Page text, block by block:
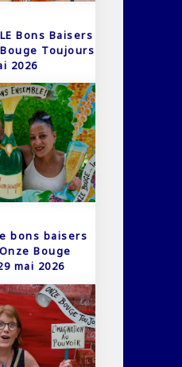
Bons Baisers
Toujours
2026
bons baisers
Bouge
mai 2026